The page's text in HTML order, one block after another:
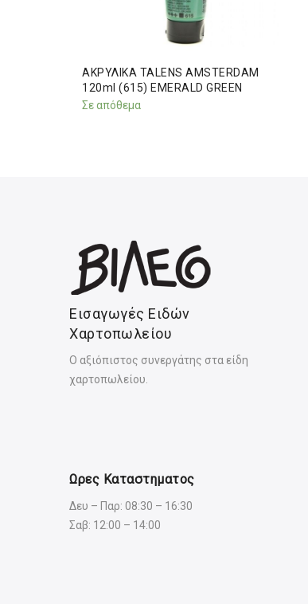
ΑΚΡΥΛΙΚΑ TALENS AMSTERDAM
120ml (615) EMERALD GREEN
Σε απόθεμα
Εισαγωγές Ειδών
Χαρτοπωλείου
Ο αξιόπιστος συνεργάτης στα είδη
χαρτοπωλείου.
Ωρες Καταστηματος
Δευ – Παρ: 08:30 – 16:30
Σαβ: 12:00 – 14:00